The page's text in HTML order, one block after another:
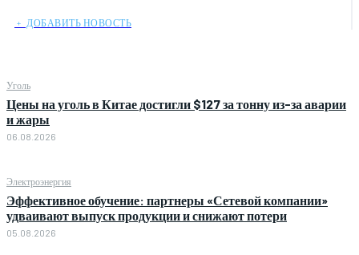
﹢ ДОБАВИТЬ НОВОСТЬ
Уголь
Цены на уголь в Китае достигли $127 за тонну из-за аварии
и жары
06.08.2026
Электроэнергия
Эффективное обучение: партнеры «Сетевой компании»
удваивают выпуск продукции и снижают потери
05.08.2026